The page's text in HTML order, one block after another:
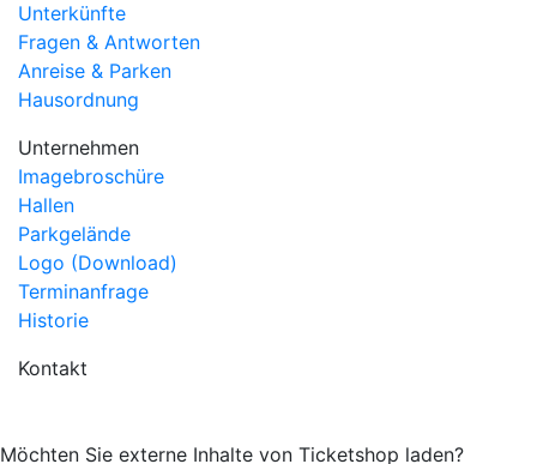
Unterkünfte
Fragen & Antworten
Anreise & Parken
Hausordnung
Unternehmen
Imagebroschüre
Hallen
Parkgelände
Logo (Download)
Terminanfrage
Historie
Kontakt
Möchten Sie externe Inhalte von Ticketshop laden?